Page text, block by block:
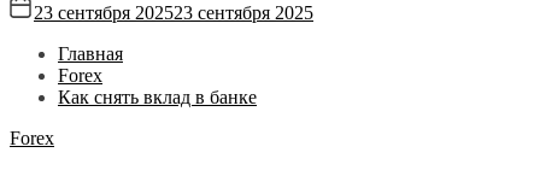
23 сентября 202523 сентября 2025
Главная
Forex
Как снять вклад в банке
Forex